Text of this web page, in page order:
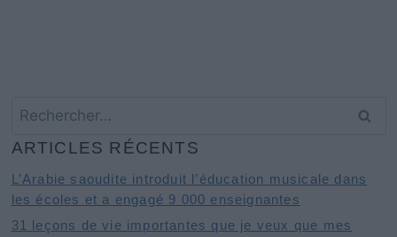
ARTICLES RÉCENTS
L’Arabie saoudite introduit l’éducation musicale dans
les écoles et a engagé 9 000 enseignantes
31 leçons de vie importantes que je veux que mes